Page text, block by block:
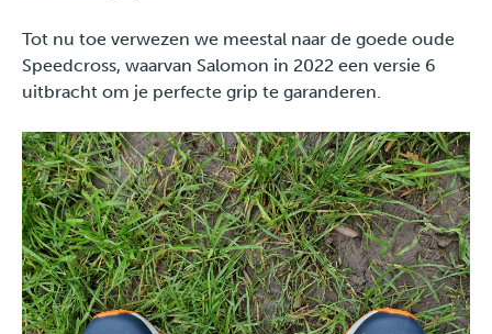
Tot nu toe verwezen we meestal naar de goede oude
Speedcross, waarvan Salomon in 2022 een versie 6
uitbracht om je perfecte grip te garanderen.